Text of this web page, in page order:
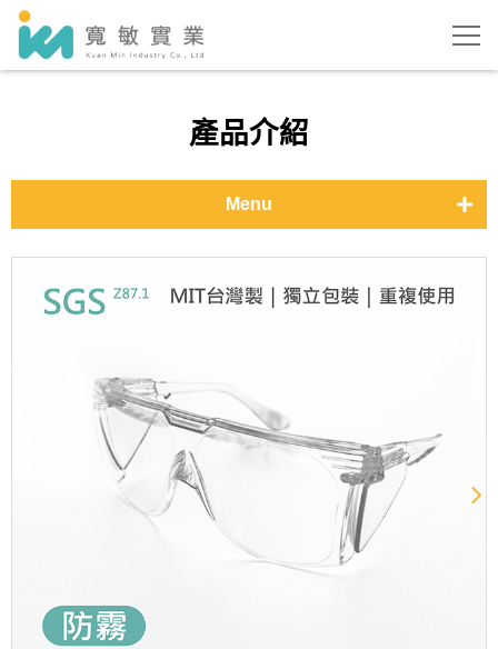
產品介紹
Menu
醫用口罩-基本色
醫用口罩-時尚色
防護用品